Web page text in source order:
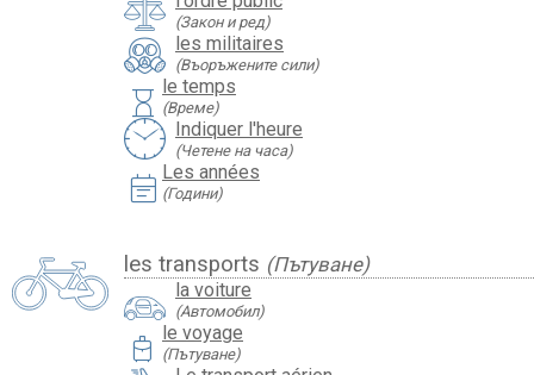
(Закон и ред)
les militaires
(Въоръжените сили)
hourglass le temps
(Време)
Indiquer l'heure
(Четене на часа)
event_note Les années
(Години)
les transports (Пътуване)
la voiture
(Автомобил)
travel_luggage_and_bags le voyage
(Пътуване)